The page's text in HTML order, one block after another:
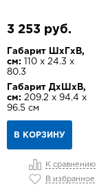
3 253 руб.
Габарит ШхГхВ,
см: 110 х 24.3 х
80.3
Габарит ДхШхВ,
см: 209.2 х 94.4 х
96.5 см
В КОРЗИНУ
К сравнению
В избранное